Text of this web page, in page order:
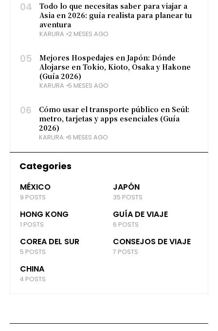
04
Todo lo que necesitas saber para viajar a
Asia en 2026: guía realista para planear tu
aventura
KARURA 2 MESES AGO
05
Mejores Hospedajes en Japón: Dónde
Alojarse en Tokio, Kioto, Osaka y Hakone
(Guía 2026)
KARURA 5 MESES AGO
06
Cómo usar el transporte público en Seúl:
metro, tarjetas y apps esenciales (Guía
2026)
KARURA 6 MESES AGO
Categories
MÉXICO
9 POSTS
JAPÓN
35 POSTS
HONG KONG
1 POSTS
GUÍA DE VIAJE
6 POSTS
COREA DEL SUR
5 POSTS
CONSEJOS DE VIAJE
7 POSTS
CHINA
4 POSTS